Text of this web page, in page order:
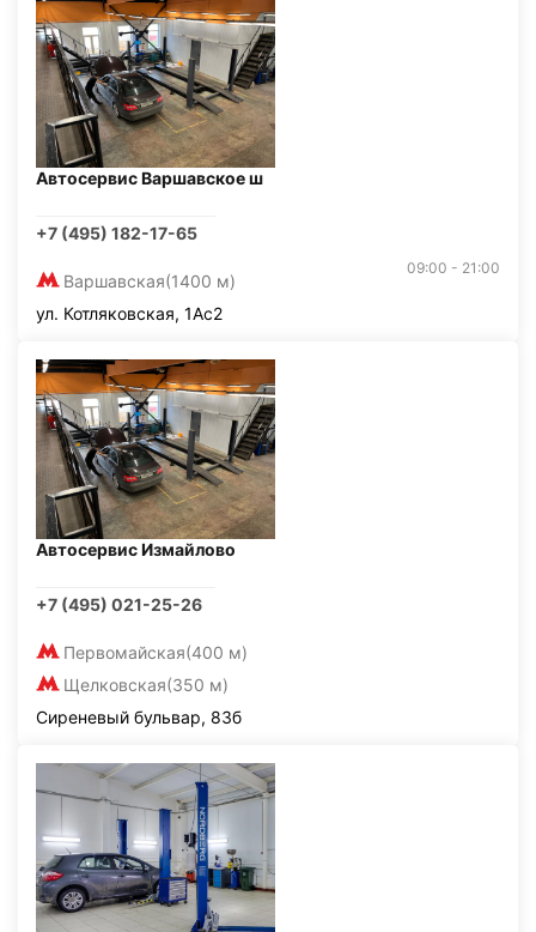
Автосервис Варшавское ш
+7 (495) 182-17-65
Варшавская(1400 м)
09:00 - 21:00
ул. Котляковская, 1Ас2
Автосервис Измайлово
+7 (495) 021-25-26
Первомайская(400 м)
Щелковская(350 м)
Сиреневый бульвар, 83б